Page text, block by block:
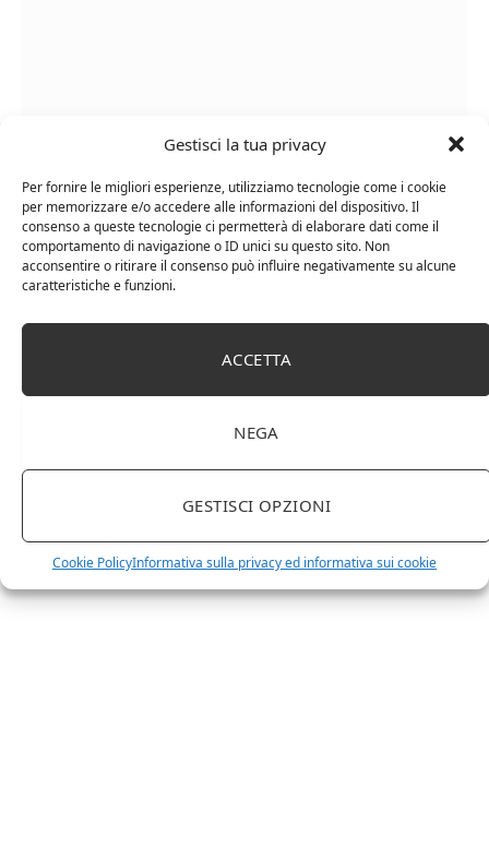
Gestisci la tua privacy
Per fornire le migliori esperienze, utilizziamo tecnologie come i cookie
per memorizzare e/o accedere alle informazioni del dispositivo. Il
consenso a queste tecnologie ci permetterà di elaborare dati come il
comportamento di navigazione o ID unici su questo sito. Non
acconsentire o ritirare il consenso può influire negativamente su alcune
caratteristiche e funzioni.
ACCETTA
NEGA
GESTISCI OPZIONI
Cookie PolicyInformativa sulla privacy ed informativa sui cookie
Le Casematte – Faro (box 6 x 0,75l) Mr. Vino Rosso
Ti occupi della produzione e vendita di vini, spumanti,
Hai un negozio specializzato nella vendita di questi
prodotti o prodotti per enologia, distillazione, birra?
Sei interessato a comparire in queste pagine?Contattaci,
sarai ricontattato al più presto.